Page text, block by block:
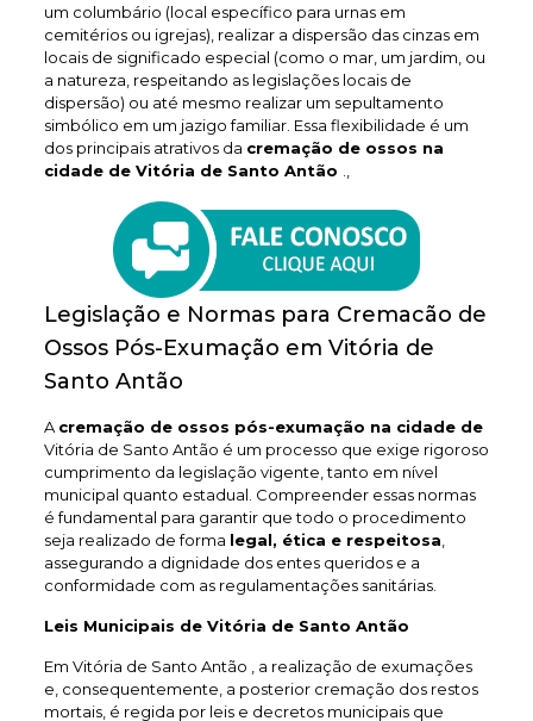
um columbário (local específico para urnas em
cemitérios ou igrejas), realizar a dispersão das cinzas em
locais de significado especial (como o mar, um jardim, ou
a natureza, respeitando as legislações locais de
dispersão) ou até mesmo realizar um sepultamento
simbólico em um jazigo familiar. Essa flexibilidade é um
dos principais atrativos da cremação de ossos na
cidade de Vitória de Santo Antão
Legislação e Normas para Cremacão de
Ossos Pós-Exumação em Vitória de
Santo Antão
A cremação de ossos pós-exumação na cidade de
Vitória de Santo Antão é um processo que exige rigoroso
cumprimento da legislação vigente, tanto em nível
municipal quanto estadual. Compreender essas normas
é fundamental para garantir que todo o procedimento
seja realizado de forma legal, ética e respeitosa
assegurando a dignidade dos entes queridos e a
conformidade com as regulamentações sanitárias.
Leis Municipais de Vitória de Santo Antão
Em Vitória de Santo Antão , a realização de exumações
e, consequentemente, a posterior cremação dos restos
mortais, é regida por leis e decretos municipais que